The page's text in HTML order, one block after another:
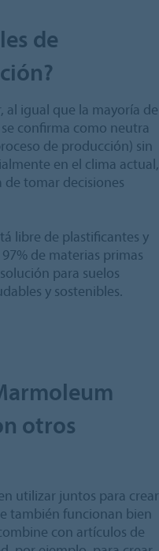
de
al igual que la mayoría de
confirma como neutra
de producción) sin
en el clima actual,
tomar decisiones
libre de plastificantes y
de materias primas
para suelos
y sostenibles.
otros
utilizar juntos para crear
también funcionan bien
con artículos de